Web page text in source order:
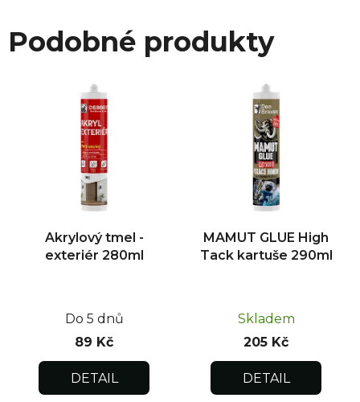
Podobné produkty
Akrylový tmel -
exteriér 280ml
Do 5 dnů
89 Kč
DETAIL
MAMUT GLUE High
Tack kartuše 290ml
Skladem
205 Kč
DETAIL